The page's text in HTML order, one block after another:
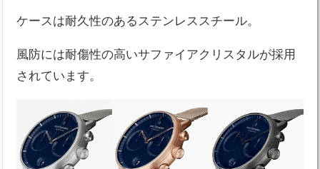
ケースは耐久性のあるステンレススチール。
風防には耐傷性の高いサファイアクリスタルが採用
されています。